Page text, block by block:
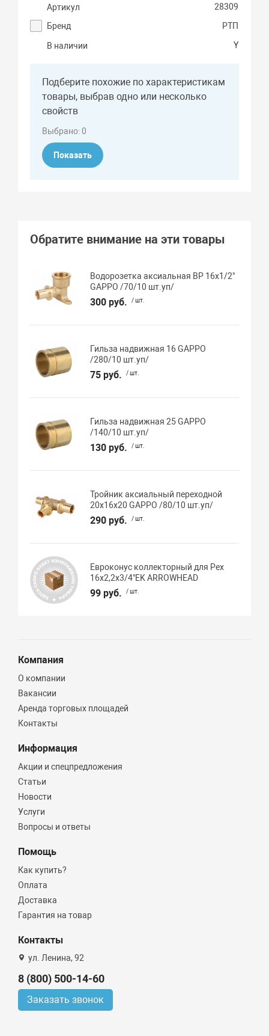
Артикул
28309
Бренд
РТП
В наличии Y
Подберите похожие по характеристикам
товары, выбрав одно или несколько
свойств
Выбрано:0
Показать
Обратите внимание на эти товары
Водорозетка аксиальная ВР 16х1/2"
GAPPO /70/10 шт.уп/
300 руб. / шт.
Гильза надвижная 16 GAPPO
/280/10 шт.уп/
75 руб. / шт.
Гильза надвижная 25 GAPPO
/140/10 шт.уп/
130 руб. / шт.
Тройник аксиальный переходной
20х16х20 GAPPO /80/10 шт.уп/
290 руб. / шт.
Евроконус коллекторный для Pex
16х2,2х3/4"EK ARROWHEAD
99 руб. / шт.
Компания
О компании
Вакансии
Аренда торговых площадей
Контакты
Информация
Акции и спецпредложения
Статьи
Новости
Услуги
Вопросы и ответы
Помощь
Как купить?
Оплата
Доставка
Гарантия на товар
Контакты
ул. Ленина, 92
8 (800) 500-14-60
Заказать звонок